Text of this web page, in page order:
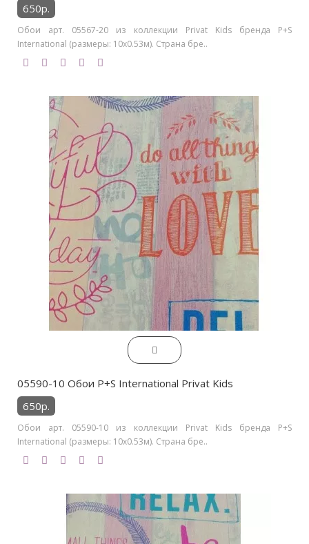
650р.
Обои арт. 05567-20 из коллекции Privat Kids бренда P+S
International (размеры: 10х0.53м). Страна бре..
05590-10 Обои P+S International Privat Kids
650р.
Обои арт. 05590-10 из коллекции Privat Kids бренда P+S
International (размеры: 10х0.53м). Страна бре..